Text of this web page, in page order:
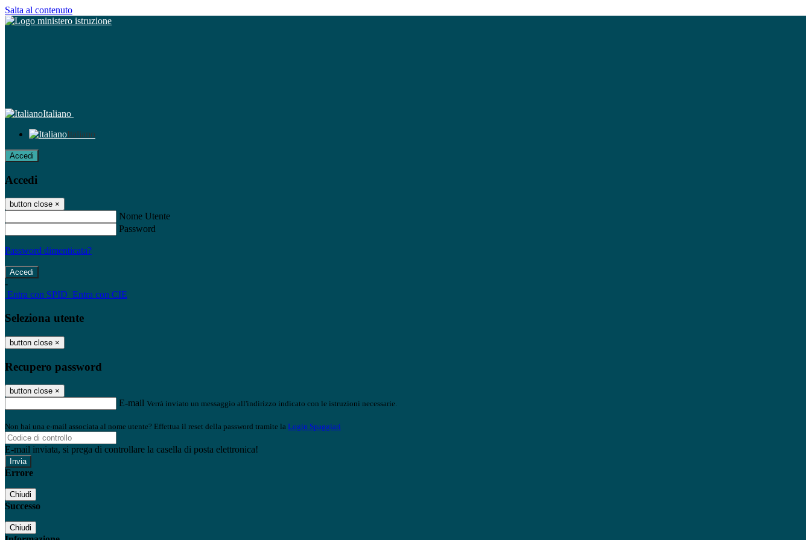
Salta al contenuto
Italiano
Italiano
Accedi
Accedi
button close ×
Nome Utente
Password
Password dimenticata?
-
Entra con SPID Entra con CIE
Seleziona utente
button close ×
Recupero password
button close ×
E-mail Verrà inviato un messaggio all'indirizzo indicato con le istruzioni necessarie.
Non hai una e-mail associata al nome utente? Effettua il reset della password tramite la Login Spaggiari
E-mail inviata, si prega di controllare la casella di posta elettronica!
Errore
Chiudi
Successo
Chiudi